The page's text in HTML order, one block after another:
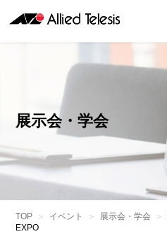
展示会・学会
TOP イベント 展示会・学会
EXPO